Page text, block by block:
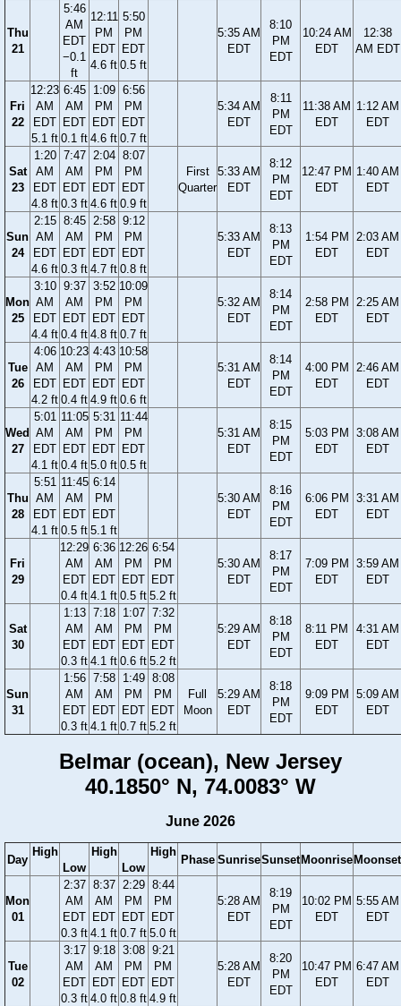
Thu
21
5:46
AM
EDT
−0.1
ft
12:11
PM
EDT
4.6 ft
5:50
PM
EDT
0.5 ft
5:35 AM
EDT
8:10
PM
EDT
10:24 AM
EDT
12:38
AM EDT
Fri
22
12:23
AM
EDT
5.1 ft
6:45
AM
EDT
0.1 ft
1:09
PM
EDT
4.6 ft
6:56
PM
EDT
0.7 ft
5:34 AM
EDT
8:11
PM
EDT
11:38 AM
EDT
1:12 AM
EDT
Sat
23
1:20
AM
EDT
4.8 ft
7:47
AM
EDT
0.3 ft
2:04
PM
EDT
4.6 ft
8:07
PM
EDT
0.9 ft
First
Quarter
5:33 AM
EDT
8:12
PM
EDT
12:47 PM
EDT
1:40 AM
EDT
Sun
24
2:15
AM
EDT
4.6 ft
8:45
AM
EDT
0.3 ft
2:58
PM
EDT
4.7 ft
9:12
PM
EDT
0.8 ft
5:33 AM
EDT
8:13
PM
EDT
1:54 PM
EDT
2:03 AM
EDT
Mon
25
3:10
AM
EDT
4.4 ft
9:37
AM
EDT
0.4 ft
3:52
PM
EDT
4.8 ft
10:09
PM
EDT
0.7 ft
5:32 AM
EDT
8:14
PM
EDT
2:58 PM
EDT
2:25 AM
EDT
Tue
26
4:06
AM
EDT
4.2 ft
10:23
AM
EDT
0.4 ft
4:43
PM
EDT
4.9 ft
10:58
PM
EDT
0.6 ft
5:31 AM
EDT
8:14
PM
EDT
4:00 PM
EDT
2:46 AM
EDT
Wed
27
5:01
AM
EDT
4.1 ft
11:05
AM
EDT
0.4 ft
5:31
PM
EDT
5.0 ft
11:44
PM
EDT
0.5 ft
5:31 AM
EDT
8:15
PM
EDT
5:03 PM
EDT
3:08 AM
EDT
Thu
28
5:51
AM
EDT
4.1 ft
11:45
AM
EDT
0.5 ft
6:14
PM
EDT
5.1 ft
5:30 AM
EDT
8:16
PM
EDT
6:06 PM
EDT
3:31 AM
EDT
Fri
29
12:29
AM
EDT
0.4 ft
6:36
AM
EDT
4.1 ft
12:26
PM
EDT
0.5 ft
6:54
PM
EDT
5.2 ft
5:30 AM
EDT
8:17
PM
EDT
7:09 PM
EDT
3:59 AM
EDT
Sat
30
1:13
AM
EDT
0.3 ft
7:18
AM
EDT
4.1 ft
1:07
PM
EDT
0.6 ft
7:32
PM
EDT
5.2 ft
5:29 AM
EDT
8:18
PM
EDT
8:11 PM
EDT
4:31 AM
EDT
Sun
31
1:56
AM
EDT
0.3 ft
7:58
AM
EDT
4.1 ft
1:49
PM
EDT
0.7 ft
8:08
PM
EDT
5.2 ft
Full
Moon
5:29 AM
EDT
8:18
PM
EDT
9:09 PM
EDT
5:09 AM
EDT
Belmar (ocean), New Jersey
40.1850° N, 74.0083° W
June 2026
Day
High
Low
High
Low
High
Phase SunriseSunsetMoonriseMoonset
Mon
01
2:37
AM
EDT
0.3 ft
8:37
AM
EDT
4.1 ft
2:29
PM
EDT
0.7 ft
8:44
PM
EDT
5.0 ft
5:28 AM
EDT
8:19
PM
EDT
10:02 PM
EDT
5:55 AM
EDT
Tue
02
3:17
AM
EDT
0.3 ft
9:18
AM
EDT
4.0 ft
3:08
PM
EDT
0.8 ft
9:21
PM
EDT
4.9 ft
5:28 AM
EDT
8:20
PM
EDT
10:47 PM
EDT
6:47 AM
EDT